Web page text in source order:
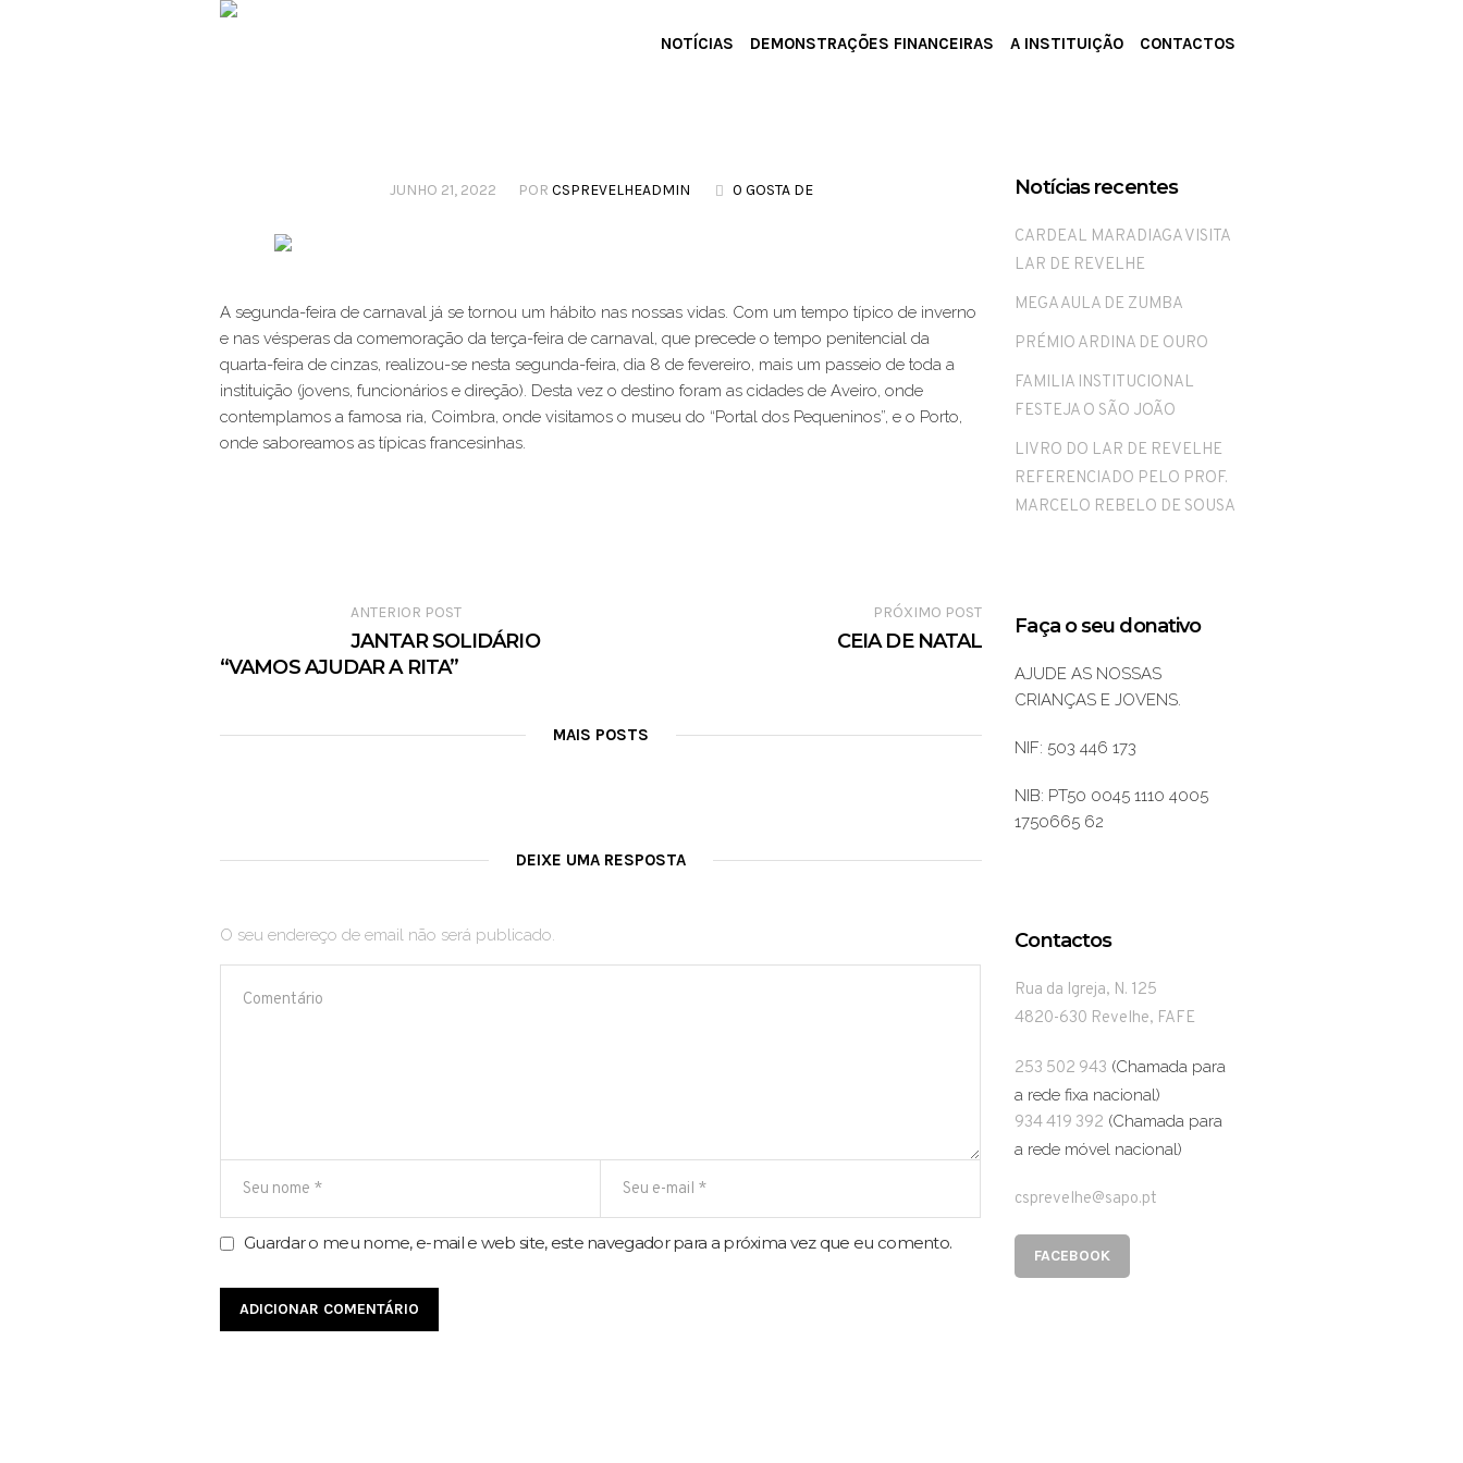
NOTÍCIAS DEMONSTRAÇÕES FINANCEIRAS A INSTITUIÇÃO CONTACTOS
JUNHO 21, 2022 POR CSPREVELHEADMIN 0 GOSTA DE
A segunda-feira de carnaval já se tornou um hábito nas nossas vidas. Com um tempo típico de inverno
e nas vésperas da comemoração da terça-feira de carnaval, que precede o tempo penitencial da
quarta-feira de cinzas, realizou-se nesta segunda-feira, dia 8 de fevereiro, mais um passeio de toda a
instituição (jovens, funcionários e direção). Desta vez o destino foram as cidades de Aveiro, onde
contemplamos a famosa ria, Coimbra, onde visitamos o museu do “Portal dos Pequeninos”, e o Porto,
onde saboreamos as típicas francesinhas.
ANTERIOR POST
JANTAR SOLIDÁRIO
“VAMOS AJUDAR A RITA”
PRÓXIMO POST
CEIA DE NATAL
MAIS POSTS
DEIXE UMA RESPOSTA
O seu endereço de email não será publicado.
Guardar o meu nome, e-mail e web site, este navegador para a próxima vez que eu comento.
Notícias recentes
CARDEAL MARADIAGA VISITA
LAR DE REVELHE
MEGA AULA DE ZUMBA
PRÉMIO ARDINA DE OURO
FAMILIA INSTITUCIONAL
FESTEJA O SÃO JOÃO
LIVRO DO LAR DE REVELHE
REFERENCIADO PELO PROF.
MARCELO REBELO DE SOUSA
Faça o seu donativo
AJUDE AS NOSSAS
CRIANÇAS E JOVENS.
NIF: 503 446 173
NIB: PT50 0045 1110 4005
1750665 62
Contactos
Rua da Igreja, N. 125
4820-630 Revelhe, FAFE
253 502 943 (Chamada para
a rede fixa nacional)
934 419 392 (Chamada para
a rede móvel nacional)
csprevelhe@sapo.pt
FACEBOOK